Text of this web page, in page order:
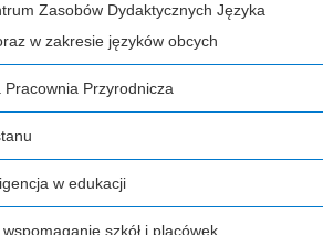
Zasobów Dydaktycznych Języka
w zakresie języków obcych
Pracownia Przyrodnicza
w edukacji
szkół i placówek